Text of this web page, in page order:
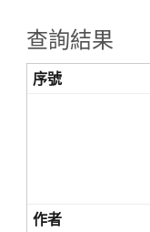
查詢結果